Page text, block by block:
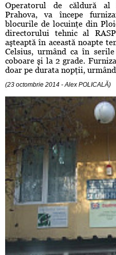
Operatorul de căldură al
Prahova, va începe
blocurile de locuinţe din
directorului tehnic al
aşteaptă în această noapte
Celsius, urmând ca în
coboare şi la 2 grade.
doar pe durata nopţii,
(23 octombrie 2014 - Alex POLICALĂ)